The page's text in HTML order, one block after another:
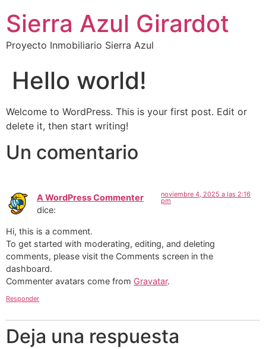
Sierra Azul Girardot
Proyecto Inmobiliario Sierra Azul
Hello world!
Welcome to WordPress. This is your first post. Edit or
delete it, then start writing!
Un comentario
A WordPress Commenter
dice:
noviembre 4, 2025 a las 2:16
pm
Hi, this is a comment.
To get started with moderating, editing, and deleting
comments, please visit the Comments screen in the
dashboard.
Commenter avatars come from Gravatar.
Responder
Deja una respuesta